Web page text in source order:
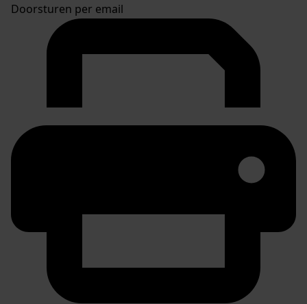
Doorsturen per email